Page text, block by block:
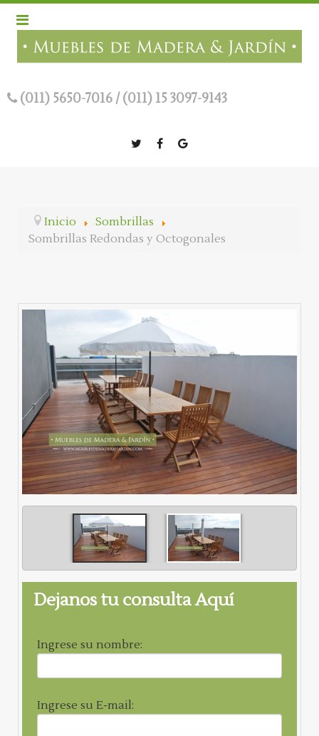
(011) 5650-7016 /(011) 15 3097-9143
Inicio
Sombrillas
Sombrillas Redondas y Octogonales
Dejanos tu consulta Aquí
Ingrese su nombre:
Ingrese su E-mail: